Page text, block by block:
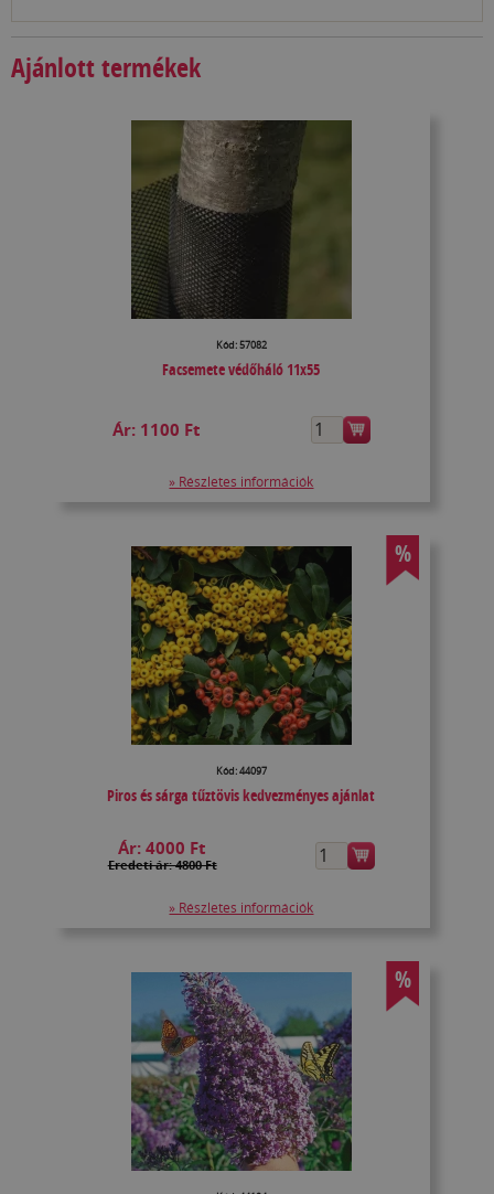
Ajánlott termékek
Kód: 57082
Facsemete védőháló 11x55
Ár: 1100 Ft
» Részletes információk
%
Kód: 44097
Piros és sárga tűztövis kedvezményes ajánlat
Ár:4000 Ft
Eredeti ár: 4800 Ft
» Részletes információk
%